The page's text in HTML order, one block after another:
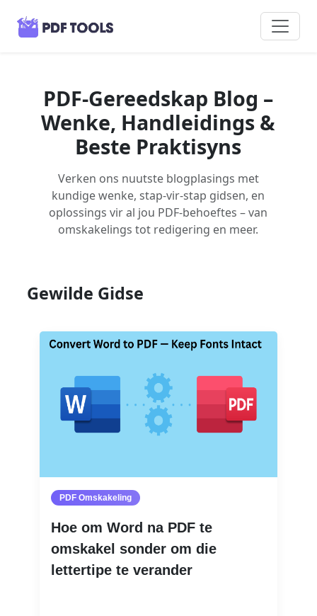
PDF-Gereedskap Blog –
Wenke, Handleidings &
Beste Praktisyns
Verken ons nuutste blogplasings met
kundige wenke, stap-vir-stap gidsen, en
oplossings vir al jou PDF-behoeftes – van
omskakelings tot redigering en meer.
Gewilde Gidse
PDF Omskakeling
Hoe om Word na PDF te
omskakel sonder om die
lettertipe te verander